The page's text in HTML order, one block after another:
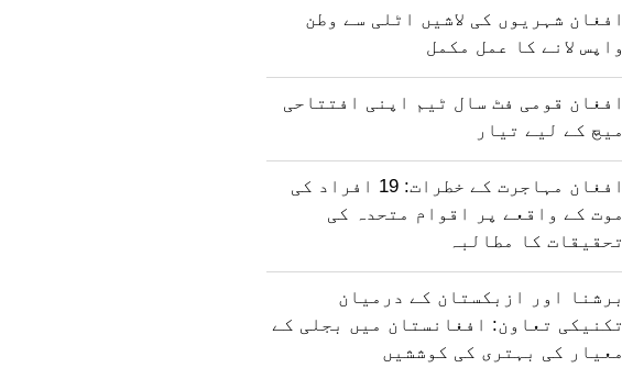
افغان شہریوں کی لاشیں اٹلی سے وطن
واپس لانے کا عمل مکمل
افغان قومی فٹ سال ٹیم اپنی افتتاحی
میچ کے لیے تیار
افغان مہاجرت کے خطرات: 19 افراد کی
موت کے واقعے پر اقوام متحدہ کی
تحقیقات کا مطالبہ
برشنا اور ازبکستان کے درمیان
تکنیکی تعاون: افغانستان میں بجلی کے
معیار کی بہتری کی کوششیں